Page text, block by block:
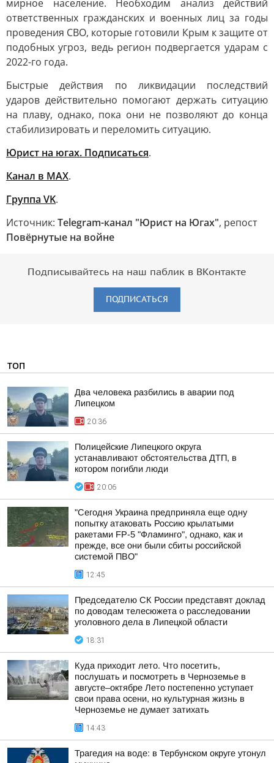
мирное население. Необходим анализ действий
ответственных гражданских и военных лиц за годы
проведения СВО, которые готовили Крым к защите от
подобных угроз, ведь регион подвергается ударам с
2022-го года.
Быстрые действия по ликвидации последствий
ударов действительно помогают держать ситуацию
на плаву, однако, пока они не позволяют до конца
стабилизировать и переломить ситуацию.
Юрист на югах. Подписаться.
Канал в МАХ.
Группа VK.
Источник: Telegram-канал "Юрист на Югах", репост
Повёрнутые на войне
Подписывайтесь на наш паблик в ВКонтакте
ПОДПИСАТЬСЯ
ТОП
Два человека разбились в аварии под
Липецком
20:36
Полицейские Липецкого округа
устанавливают обстоятельства ДТП, в
котором погибли люди
20:06
"Сегодня Украина предприняла еще одну
попытку атаковать Россию крылатыми
ракетами FP-5 "Фламинго", однако, как и
прежде, все они были сбиты российской
системой ПВО"
12:45
Председателю СК России представят доклад
по доводам телесюжета о расследовании
уголовного дела в Липецкой области
18:31
Куда приходит лето. Что посетить,
послушать и посмотреть в Черноземье в
августе–октябре Лето постепенно уступает
свои права осени, но культурная жизнь в
Черноземье не думает затихать
14:43
Трагедия на воде: в Тербунском округе утонул